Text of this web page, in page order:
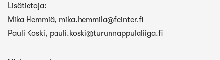
Lisätietoja:
Mika Hemmiä, mika.hemmila@fcinter.fi
Pauli Koski, pauli.koski@turunnappulaliiga.fi